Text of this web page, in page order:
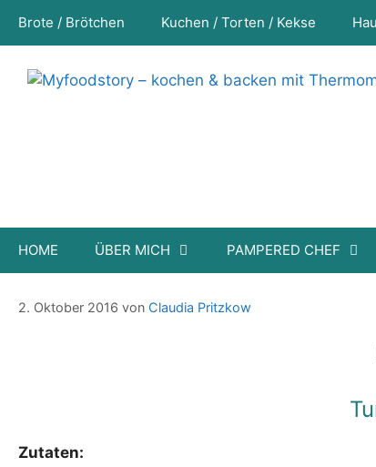
Inhalt
Brote / Brötchen Kuchen / Torten / Kekse
HOME ÜBER MICH PAMPERED CHEF
Turbo / Blitzwiebelkuchen
2. Oktober 2016 von Claudia Pritzkow
Zutaten: